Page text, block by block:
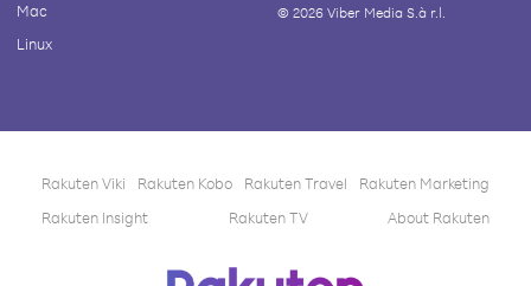
Mac
Linux
© 2026Viber Media S.à r.l.
Rakuten Viki Rakuten Kobo Rakuten Travel
Rakuten Marketing
Rakuten Insight
Rakuten TV About Rakuten